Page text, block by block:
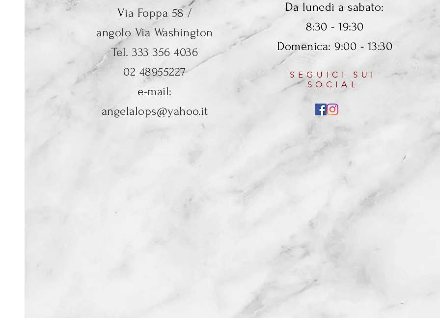
Via Foppa 58 /
angolo Via Washington
Tel. 333 356 4036
02 48955227
e-mail:
angelalops@yahoo.it
Da lunedì a sabato:
8:30 - 19:30
Domenica: 9:00 - 13:30
SEGUICI SUI
SOCIAL